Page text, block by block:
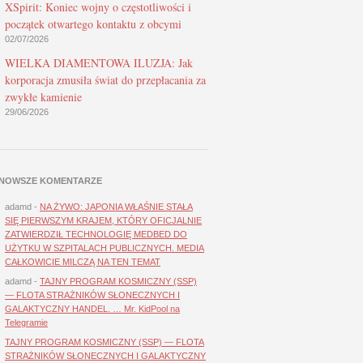
XSpirit: Koniec wojny o częstotliwości i
początek otwartego kontaktu z obcymi
02/07/2026
WIELKA DIAMENTOWA ILUZJA: Jak
korporacja zmusiła świat do przepłacania za
zwykłe kamienie
29/06/2026
KOMENTARZE
adamd - NA ŻYWO: JAPONIA WŁAŚNIE STAŁA
SIĘ PIERWSZYM KRAJEM, KTÓRY OFICJALNIE
ZATWIERDZIŁ TECHNOLOGIĘ MEDBED DO
UŻYTKU W SZPITALACH PUBLICZNYCH. MEDIA
CAŁKOWICIE MILCZĄ NA TEN TEMAT
adamd - TAJNY PROGRAM KOSMICZNY (SSP)
— FLOTA STRAŻNIKÓW SŁONECZNYCH I
GALAKTYCZNY HANDEL. … Mr. KidPool na
Telegramie
TAJNY PROGRAM KOSMICZNY (SSP) — FLOTA
STRAŻNIKÓW SŁONECZNYCH I GALAKTYCZNY